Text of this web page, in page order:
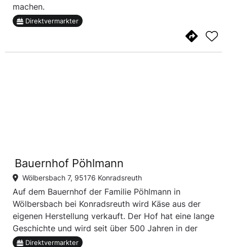
machen.
Direktvermarkter
Bauernhof Pöhlmann
Wölbersbach 7, 95176 Konradsreuth
Auf dem Bauernhof der Familie Pöhlmann in
Wölbersbach bei Konradsreuth wird Käse aus der
eigenen Herstellung verkauft. Der Hof hat eine lange
Geschichte und wird seit über 500 Jahren in der
bereits 16. Generation betrieben.
Direktvermarkter